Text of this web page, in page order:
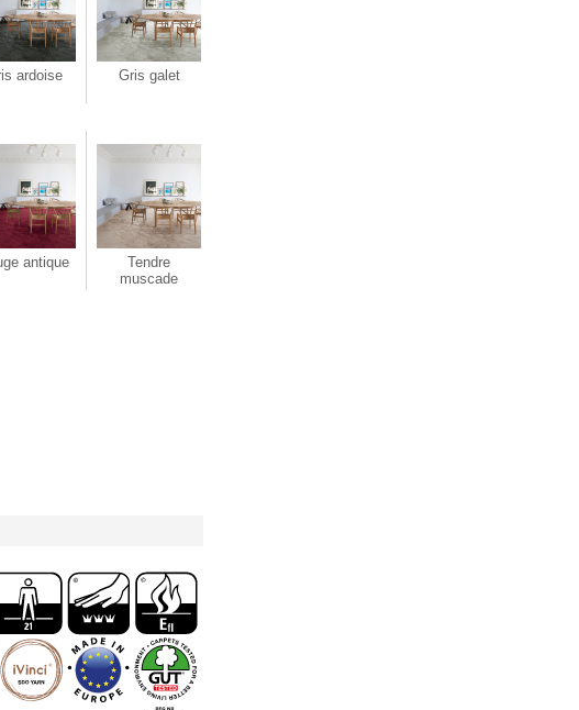
ardoise Gris galet
antique
Tendre
muscade